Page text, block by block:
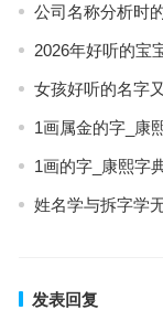
公司名称分析时
2026年好听的宝
女孩好听的名字
1画属金的字_康
1画的字_康熙字
姓名学与拆字学
发表回复